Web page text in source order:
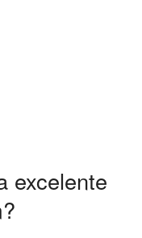
excelente